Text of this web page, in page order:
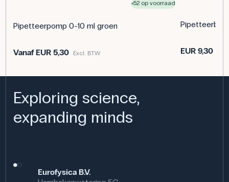
overbrengen en doseren van verschillende chemicaliën in
professionele laboratoria in ziekenhuizen, de medische
Specificaties
Graduatie: 0,1
Steriel: Ja
Aantal: 50 st.
Afmetingen: (Ø) 10 mm
Lengte: 340 mm
52 op voorraad
Pipetteerpomp 0-10 ml groen
VanafEUR 5,30 Excl. BTW EUR 9,30
Exploring science,
expanding minds
Eurofysica B.V.